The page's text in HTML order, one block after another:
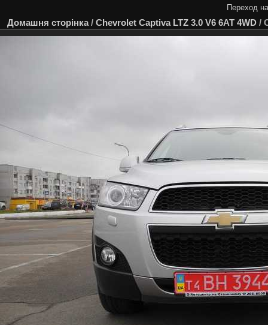
Переход
Домашня сторінка/ Chevrolet Captiva LTZ 3.0 V6 6AT 4WD /